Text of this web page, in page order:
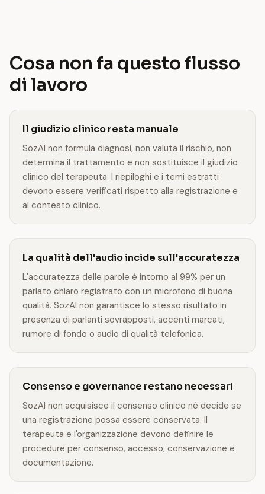
Cosa non fa questo flusso
di lavoro
Il giudizio clinico resta manuale
SozAI non formula diagnosi, non valuta il rischio, non
determina il trattamento e non sostituisce il giudizio
clinico del terapeuta. I riepiloghi e i temi estratti
devono essere verificati rispetto alla registrazione e
al contesto clinico.
La qualità dell'audio incide sull'accuratezza
L'accuratezza delle parole è intorno al 99% per un
parlato chiaro registrato con un microfono di buona
qualità. SozAI non garantisce lo stesso risultato in
presenza di parlanti sovrapposti, accenti marcati,
rumore di fondo o audio di qualità telefonica.
Consenso e governance restano necessari
SozAI non acquisisce il consenso clinico né decide se
una registrazione possa essere conservata. Il
terapeuta e l'organizzazione devono definire le
procedure per consenso, accesso, conservazione e
documentazione.